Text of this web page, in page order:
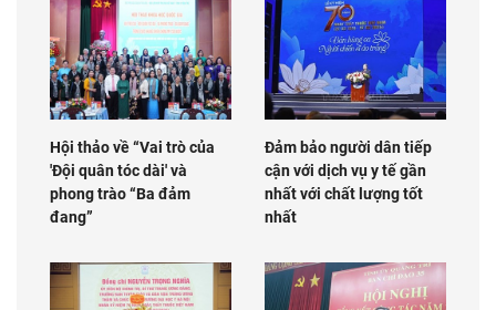
Hội thảo về “Vai trò của
'Đội quân tóc dài' và
phong trào “Ba đảm
đang”
Đảm bảo người dân tiếp
cận với dịch vụ y tế gần
nhất với chất lượng tốt
nhất